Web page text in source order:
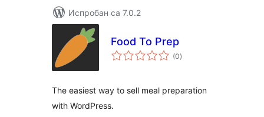
Испробан са 7.0.2
Food To Prep
(0укупних
оцена
)
The easiest way to sell meal preparation
with WordPress.